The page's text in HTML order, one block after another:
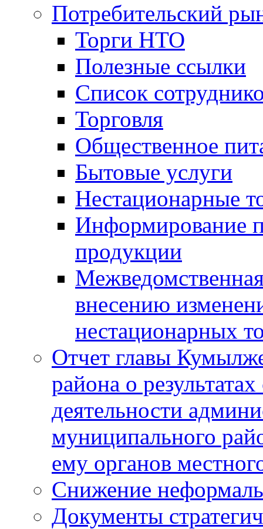
Потребительский
Торги НТО
Полезные ссылки
Список
Торговля
Общественное
Бытовые услуги
Нестационарные
Информирование
продукции
внесению
нестационарных
Отчет главы
района о
деятельности
муниципального
ему органов
Снижение
Документы